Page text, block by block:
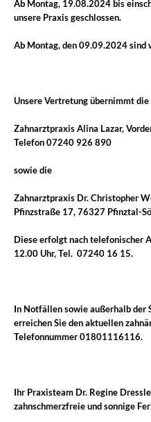
Ab Montag, 19.08.2024 bis
unsere Praxis geschlossen.
Ab Montag, den 09.09.2024sind
Unsere Vertretung übernimmt
Zahnarztpraxis Alina Lazar,
Telefon 07240 926 890
sowie die
Zahnarztpraxis Dr. Christopher
Pfinzstraße 17, 76327 Pfinztal-
Diese erfolgt nach telefonischer
12.00 Uhr, Tel. 07240 16 15.
In Notfällen sowie außerhalb der
erreichen Sie den aktuellen
Telefonnummer01801116116.
Ihr Praxisteam Dr. Regine
zahnschmerzfreie und sonnige